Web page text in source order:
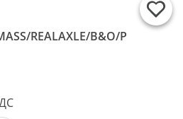
REALAXLE/B&O/P